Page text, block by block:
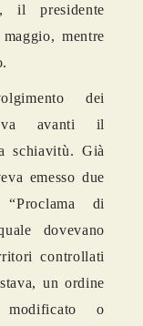
il presidente
mentre
dei
avanti il
schiavitù. Già
emesso due
di
dovevano
controllati
un ordine
modificato o